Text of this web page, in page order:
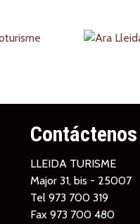
Contáctenos
LLEIDA TURISME
Major 31, bis - 25007
Tel 973 700 319
Fax 973 700 480